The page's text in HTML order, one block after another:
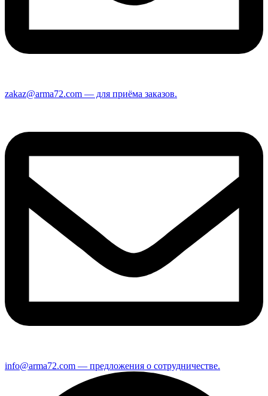
zakaz@arma72.com — для приёма заказов.
info@arma72.com — предложения о сотрудничестве.